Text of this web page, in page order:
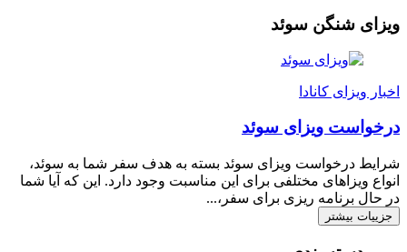
ویزای شنگن سوئد
اخبار ویزای کانادا
درخواست ویزای سوئد
شرایط درخواست ویزای سوئد بسته به هدف سفر شما به سوئد،
انواع ویزاهای مختلفی برای این مناسبت وجود دارد. این که آیا شما
در حال برنامه ریزی برای سفر،...
جزییات بیشتر